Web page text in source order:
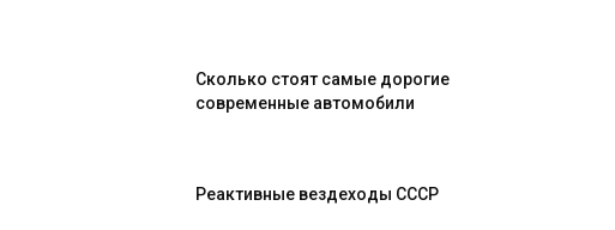
Сколько стоят самые дорогие
современные автомобили
Реактивные вездеходы СССР